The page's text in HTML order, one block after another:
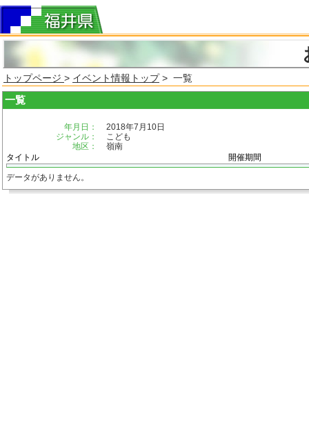
トップページ > イベント情報トップ> 一覧
一覧
年月日：
2018年7月10日
ジャンル：
こども
地区：
嶺南
タイトル
開催期間
データがありません。